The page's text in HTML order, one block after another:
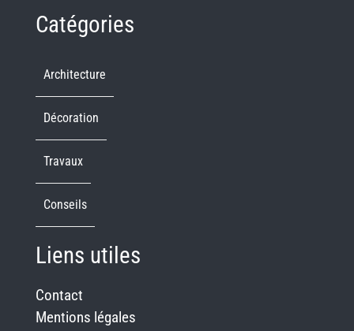
Catégories
Architecture
Décoration
Travaux
Conseils
Liens utiles
Contact
Mentions légales